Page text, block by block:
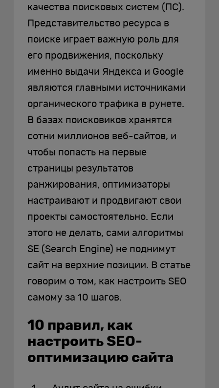
качества поисковых систем (ПС).
Представительство ресурса в
поиске играет важную роль для
его продвижения, поскольку
именно выдачи Яндекса и Google
являются главными источниками
органического трафика в рунете.
В базах поисковиков хранятся
сотни миллионов веб-сайтов, и
чтобы попасть на первые
страницы результатов
ранжирования, оптимизаторы
настраивают и продвигают свои
проекты самостоятельно. Если
этого не делать, сами алгоритмы
SE (Search Engine) не поднимут
сайт на верхние позиции. В статье
говорим о том, как настроить SEO
самому за 10 шагов.
10 правил, как
настроить SEO-
оптимизацию сайта